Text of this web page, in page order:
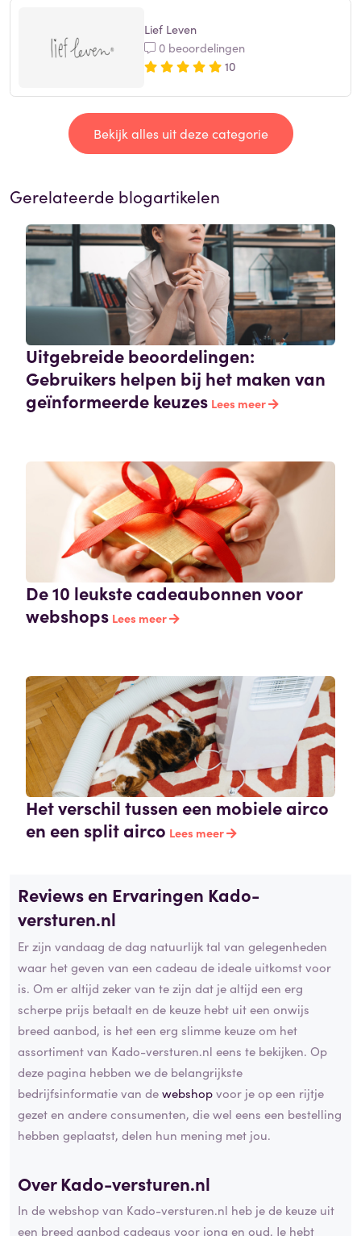
Lief Leven
0 beoordelingen
10
Bekijk alles uit deze categorie
Gerelateerde blogartikelen
Uitgebreide beoordelingen:
Gebruikers helpen bij het maken van
geïnformeerde keuzes Lees meer
De 10 leukste cadeaubonnen voor
webshops Lees meer
Het verschil tussen een mobiele airco
en een split airco Lees meer
Reviews en Ervaringen Kado-
versturen.nl
Er zijn vandaag de dag natuurlijk tal van gelegenheden
waar het geven van een cadeau de ideale uitkomst voor
is. Om er altijd zeker van te zijn dat je altijd een erg
scherpe prijs betaalt en de keuze hebt uit een onwijs
breed aanbod, is het een erg slimme keuze om het
assortiment van Kado-versturen.nl eens te bekijken. Op
deze pagina hebben we de belangrijkste
bedrijfsinformatie van dewebshopvoor je op een rijtje
gezet en andere consumenten, die wel eens een bestelling
hebben geplaatst, delen hun mening met jou.
Over Kado-versturen.nl
In de webshop van Kado-versturen.nl heb je de keuze uit
een breed aanbod cadeaus voor jong en oud. Je hebt